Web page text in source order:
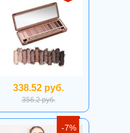
338.52 руб.
356.2 руб.
-7%